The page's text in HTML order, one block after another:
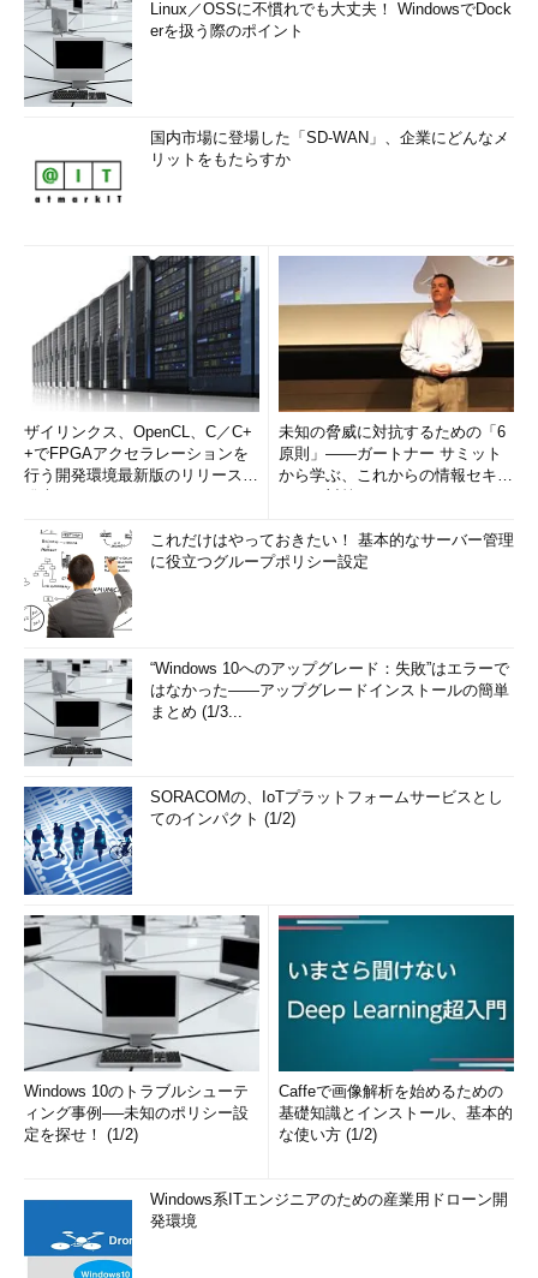
Linux／OSSに不慣れでも大丈夫！ WindowsでDock
erを扱う際のポイント
国内市場に登場した「SD-WAN」、企業にどんなメ
リットをもたらすか
ザイリンクス、OpenCL、C／C+
+でFPGAアクセラレーションを
行う開発環境最新版のリリースを
未知の脅威に対抗するための「6
原則」――ガートナー サミット
から学ぶ、これからの情報セキュ
これだけはやっておきたい！ 基本的なサーバー管理
に役立つグループポリシー設定
“Windows 10へのアップグレード：失敗”はエラーで
はなかった――アップグレードインストールの簡単
まとめ (1/3...
SORACOMの、IoTプラットフォームサービスとし
てのインパクト (1/2)
Windows 10のトラブルシューテ
ィング事例──未知のポリシー設
定を探せ！ (1/2)
Caffeで画像解析を始めるための
基礎知識とインストール、基本的
な使い方 (1/2)
Windows系ITエンジニアのための産業用ドローン開
発環境